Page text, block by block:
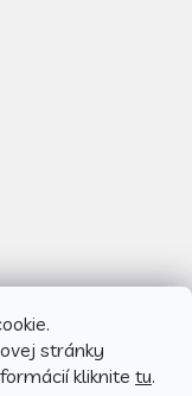
stránky
kliknite tu.